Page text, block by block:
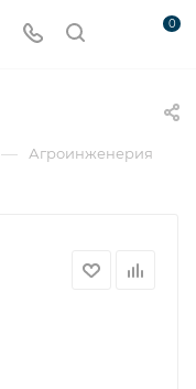
0
— Агроинженерия